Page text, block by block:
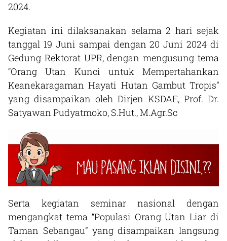
2024.
Kegiatan ini dilaksanakan selama 2 hari sejak
tanggal 19 Juni sampai dengan 20 Juni 2024 di
Gedung Rektorat UPR, dengan mengusung tema
“Orang Utan Kunci untuk Mempertahankan
Keanekaragaman Hayati Hutan Gambut Tropis”
yang disampaikan oleh Dirjen KSDAE, Prof. Dr.
Satyawan Pudyatmoko, S.Hut., M.Agr.Sc
Serta kegiatan seminar nasional dengan
mengangkat tema “Populasi Orang Utan Liar di
Taman Sebangau” yang disampaikan langsung